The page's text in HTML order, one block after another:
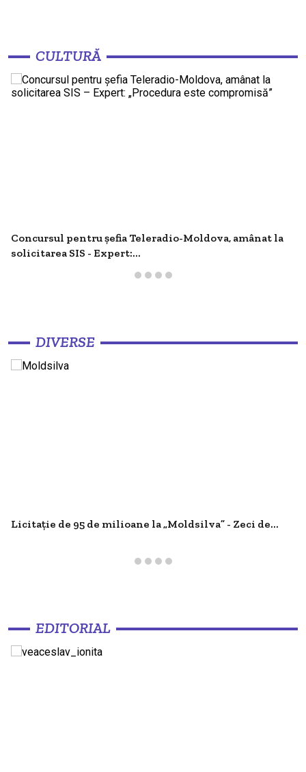
CULTURĂ
Concursul pentru șefia Teleradio-Moldova, amânat la
solicitarea SIS - Expert:...
DIVERSE
Licitație de 95 de milioane la „Moldsilva” - Zeci de...
EDITORIAL